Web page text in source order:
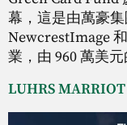
幕，這是由萬豪
NewcrestImage
業，由 960 萬美元
LUHRS